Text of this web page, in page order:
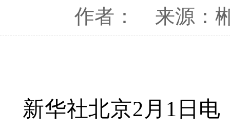
作者： 来源：
新华社北京2月1日